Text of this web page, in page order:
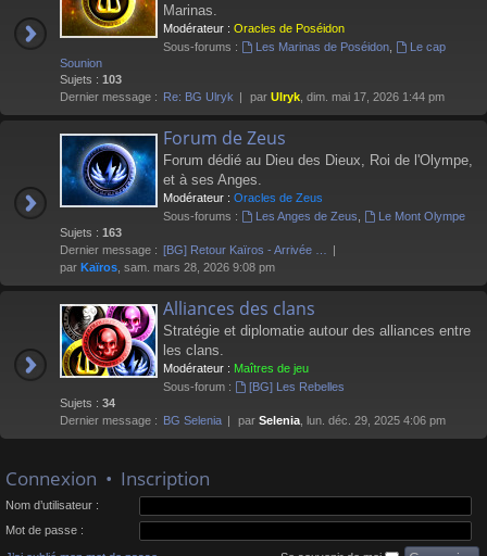
Marinas.
Modérateur : Oracles de Poséidon
Sous-forums :
Les Marinas de Poséidon,
Le cap
Sounion
Sujets : 103
Dernier message : Re: BG Ulryk par Ulryk , dim. mai 17, 2026 1:44 pm
Forum de Zeus
Forum dédié au Dieu des Dieux, Roi de l'Olympe,
et à ses Anges.
Modérateur : Oracles de Zeus
Sous-forums :
Les Anges de Zeus
Le Mont Olympe
Sujets : 163
Dernier message : [BG] Retour Kaïros - Arrivée …
par Kaïros , sam. mars 28, 2026 9:08 pm
Alliances des clans
Stratégie et diplomatie autour des alliances entre
les clans.
Modérateur : Maîtres de jeu
Sous-forum :
[BG] Les Rebelles
Sujets : 34
Dernier message : BG Selenia par Selenia , lun. déc. 29, 2025 4:06 pm
Connexion • Inscription
Nom d’utilisateur :
Mot de passe :